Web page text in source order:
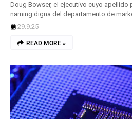
Doug Bowser, el ejecutivo cuyo apellido
naming digna del departamento de
29.9.25
READ MORE »